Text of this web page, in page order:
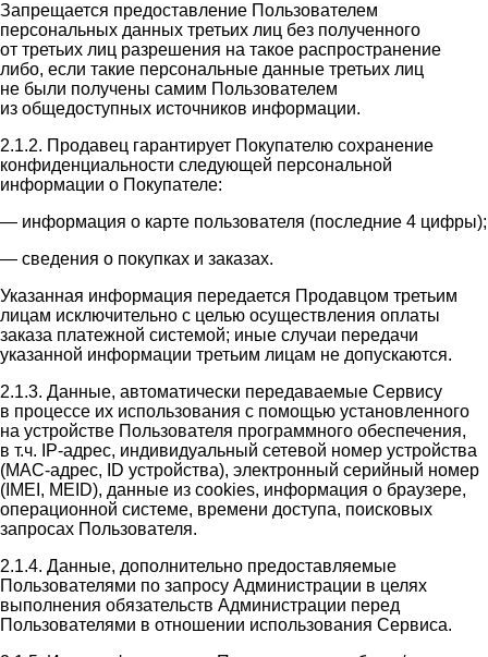
Запрещается предоставление Пользователем
персональных данных третьих лиц без полученного
от третьих лиц разрешения на такое распространение
либо, если такие персональные данные третьих лиц
не были получены самим Пользователем
из общедоступных источников информации.
2.1.2. Продавец гарантирует Покупателю сохранение
конфиденциальности следующей персональной
информации о Покупателе:
— информация о карте пользователя (последние 4 цифры);
— сведения о покупках и заказах.
Указанная информация передается Продавцом третьим
лицам исключительно с целью осуществления оплаты
заказа платежной системой; иные случаи передачи
указанной информации третьим лицам не допускаются.
2.1.3. Данные, автоматически передаваемые Сервису
в процессе их использования с помощью установленного
на устройстве Пользователя программного обеспечения,
в т.ч. IP-адрес, индивидуальный сетевой номер устройства
(MAC-адрес, ID устройства), электронный серийный номер
(IMEI, MEID), данные из cookies, информация о браузере,
операционной системе, времени доступа, поисковых
запросах Пользователя.
2.1.4. Данные, дополнительно предоставляемые
Пользователями по запросу Администрации в целях
выполнения обязательств Администрации перед
Пользователями в отношении использования Сервиса.